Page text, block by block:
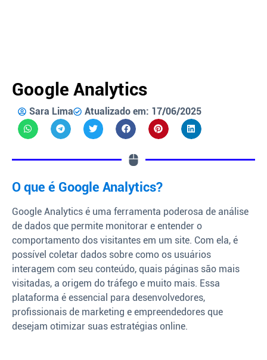
Google Analytics
Sara Lima Atualizado em: 17/06/2025
O que é Google Analytics?
Google Analytics é uma ferramenta poderosa de análise
de dados que permite monitorar e entender o
comportamento dos visitantes em um site. Com ela, é
possível coletar dados sobre como os usuários
interagem com seu conteúdo, quais páginas são mais
visitadas, a origem do tráfego e muito mais. Essa
plataforma é essencial para desenvolvedores,
profissionais de marketing e empreendedores que
desejam otimizar suas estratégias online.